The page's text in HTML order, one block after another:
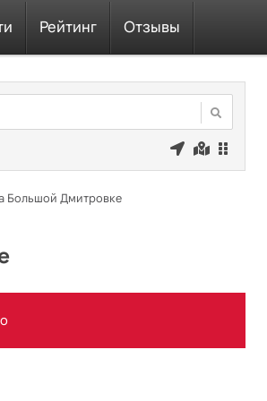
Рейтинг Отзывы
Большой Дмитровке